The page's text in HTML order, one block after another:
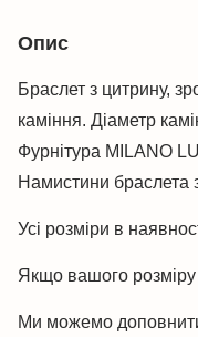
Опис
Браслет з цитрину,
каміння. Діаметр
Фурнітура MILANO
Намистини браслета
Усі розміри в
Якщо вашого
Ми можемо